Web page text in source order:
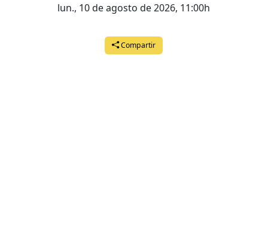
lun., 10 de agosto de 2026, 11:00h
Compartir